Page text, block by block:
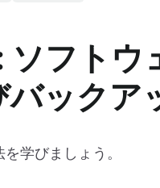
ソフトウ
ックア
学びましょう。